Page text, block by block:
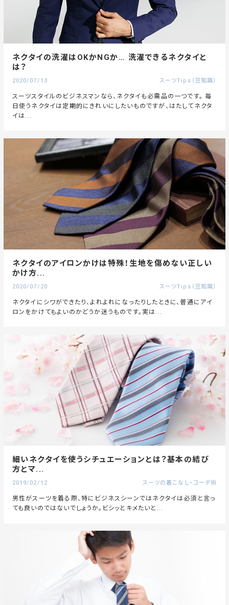
ネクタイの洗濯はOKかNGか… 洗濯できるネクタイと
は？
2020/07/13 スーツTips（豆知識）
スーツスタイルのビジネスマンなら、ネクタイも必需品の一つです。 毎
日使うネクタイは定期的にきれいにしたいものですが、はたしてネクタ
イは...
ネクタイのアイロンかけは特殊！生地を傷めない正しい
かけ方...
2020/07/20 スーツTips（豆知識）
ネクタイにシワができたり、よれよれになったりしたときに、普通にアイ
ロンをかけてもよいのかどうか迷うものです。実は...
細いネクタイを使うシチュエーションとは？基本の結び
方とマ...
2019/02/12 スーツの着こなし・コーデ術
男性がスーツを着る際、特にビジネスシーンではネクタイは必須と言っ
ても良いのではないでしょうか。ビシッとキメたいと...